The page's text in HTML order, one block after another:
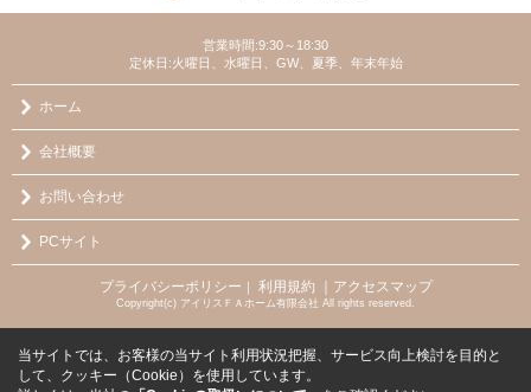
営業時間:9:30～18:30
定休日:火曜日、水曜日、GW、夏季、年末年始
ホーム
会社概要
お問い合わせ
PCサイト
プライバシーポリシー 利用規約 ｜アクセスマップ
Copyright(c) アイリスＦＡホーム有限会社 All rights reserved.
当サイトでは、お客様の当サイト利用状況把握、サービス向上検討を目的と
して、クッキー（Cookie）を使用しています。